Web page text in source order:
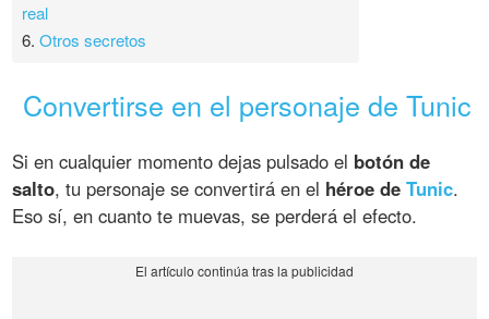
real
6.Otros secretos
Convertirse en el personaje de Tunic
Si en cualquier momento dejas pulsado el botón de
salto, tu personaje se convertirá en el héroe deTunic.
Eso sí, en cuanto te muevas, se perderá el efecto.